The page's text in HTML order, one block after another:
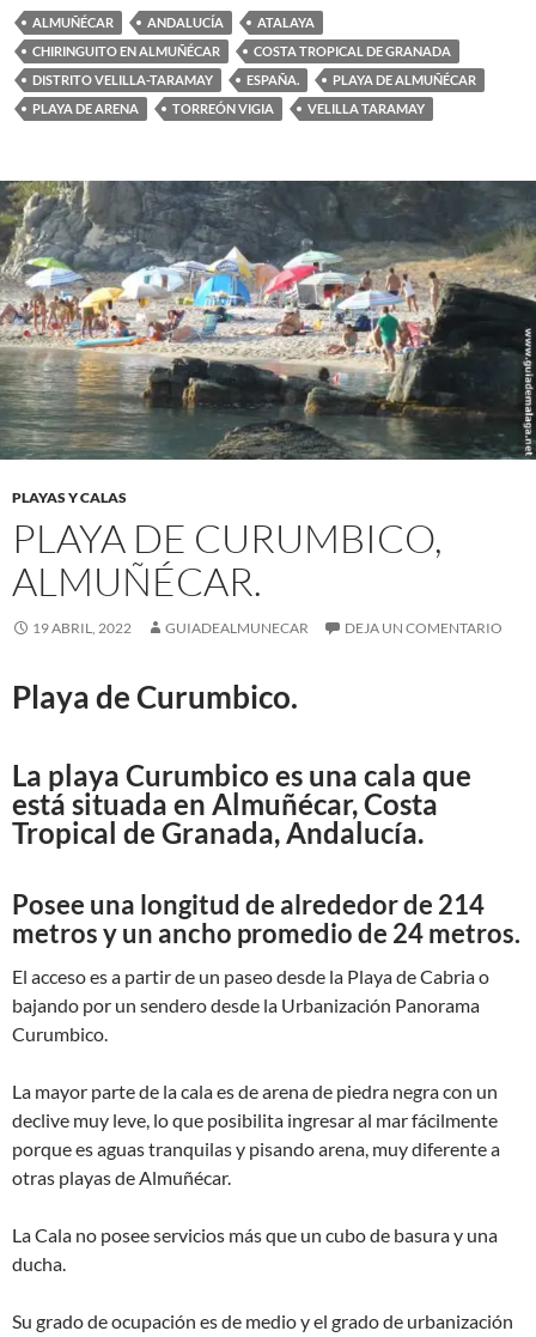
ALMUÑÉCAR ANDALUCÍA
ATALAYA
CHIRINGUITO EN ALMUÑÉCAR
COSTA TROPICAL DE GRANADA
DISTRITO VELILLA-TARAMAY
ESPAÑA.
PLAYA DE ALMUÑÉCAR
PLAYA DE ARENA
TORREÓN VIGIA VELILLA TARAMAY
PLAYAS Y CALAS
PLAYA DE CURUMBICO,
ALMUÑÉCAR.
19 ABRIL, 2022 GUIADEALMUNECAR DEJA UN COMENTARIO
Playa de Curumbico.
La playa Curumbico es una cala que
está situada en Almuñécar, Costa
Tropical de Granada, Andalucía.
Posee una longitud de alrededor de 214
metros y un ancho promedio de 24 metros.
El acceso es a partir de un paseo desde la Playa de Cabria o
bajando por un sendero desde la Urbanización Panorama
Curumbico.
La mayor parte de la cala es de arena de piedra negra con un
declive muy leve, lo que posibilita ingresar al mar fácilmente
porque es aguas tranquilas y pisando arena, muy diferente a
otras playas de Almuñécar.
La Cala no posee servicios más que un cubo de basura y una
ducha.
Su grado de ocupación es de medio y el grado de urbanización